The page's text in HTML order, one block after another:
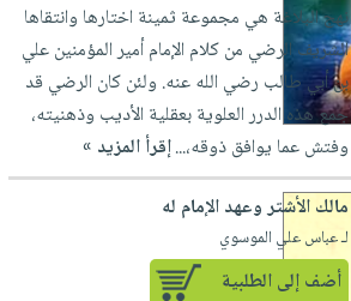
نهج البلاغة هي مجموعة ثمينة اختارها وانتقاها
الشريف الرضي من كلام الإمام أمير المؤمنين علي
بن أبي طالب رضي الله عنه. ولئن كان الرضي قد
جمع هذه الدرر العلوية بعقلية الأديب وذهنيته،
وفتش عما يوافق ذوقه،...إقرأ المزيد »
مالك الأشتر وعهد الإمام له
لـ عباس علي الموسوي
أضف إلى الطلبية